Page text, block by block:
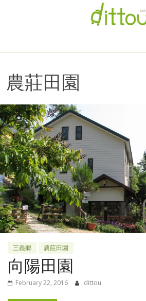
農莊田園
三義鄉 農莊田園
向陽田園
February 22, 2016 dittou